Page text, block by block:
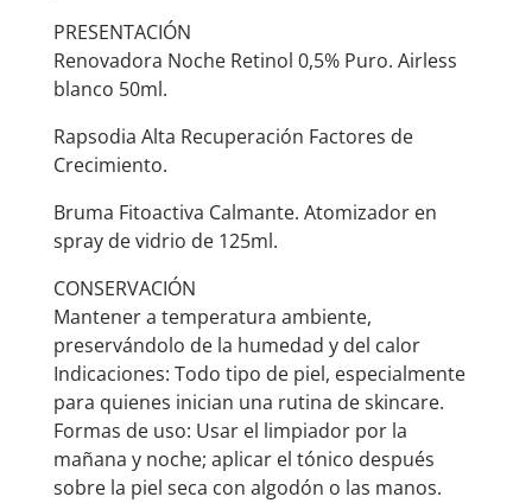
PRESENTACIÓN
Renovadora Noche Retinol 0,5% Puro. Airless
blanco 50ml.
Rapsodia Alta Recuperación Factores de
Crecimiento.
Bruma Fitoactiva Calmante. Atomizador en
spray de vidrio de 125ml.
CONSERVACIÓN
Mantener a temperatura ambiente,
preservándolo de la humedad y del calor
Indicaciones: Todo tipo de piel, especialmente
para quienes inician una rutina de skincare.
Formas de uso: Usar el limpiador por la
mañana y noche; aplicar el tónico después
sobre la piel seca con algodón o las manos.